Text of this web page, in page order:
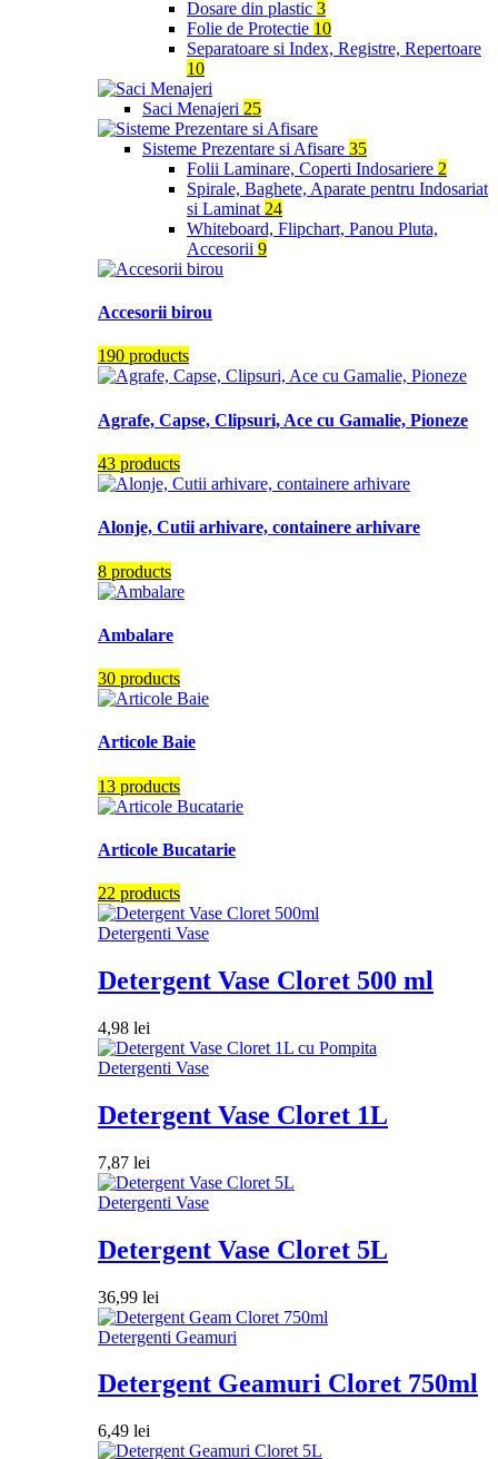
Dosare din plastic 3
Folie de Protectie 10
Separatoare si Index, Registre, Repertoare
10
Saci Menajeri 25
Sisteme Prezentare si Afisare 35
Folii Laminare, Coperti Indosariere 2
Spirale, Baghete, Aparate pentru Indosariat
si Laminat 24
Whiteboard, Flipchart, Panou Pluta,
Accesorii 9
Accesorii birou
190 products
Agrafe, Capse, Clipsuri, Ace cu Gamalie, Pioneze
43 products
Alonje, Cutii arhivare, containere arhivare
8 products
Ambalare
30 products
Articole Baie
13 products
Articole Bucatarie
22 products
Detergenti Vase
Detergent Vase Cloret 500 ml
4,98 lei
Detergenti Vase
Detergent Vase Cloret 1L
7,87 lei
Detergenti Vase
Detergent Vase Cloret 5L
36,99 lei
Detergenti Geamuri
Detergent Geamuri Cloret 750ml
6,49 lei